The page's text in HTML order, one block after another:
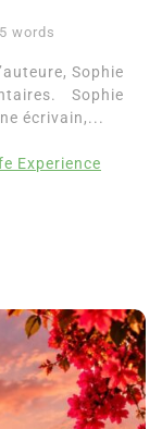
words
Sophie
Sophie
écrivain,...
Experience